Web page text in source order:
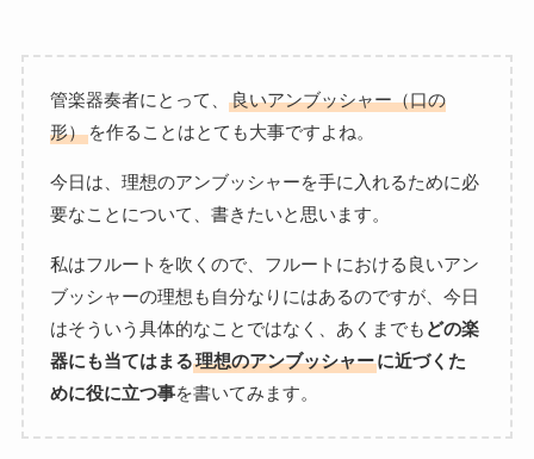
管楽器奏者にとって、良いアンブッシャー（口の
形） を作ることはとても大事ですよね。
今日は、理想のアンブッシャーを手に入れるために必
要なことについて、書きたいと思います。
私はフルートを吹くので、フルートにおける良いアン
ブッシャーの理想も自分なりにはあるのですが、今日
はそういう具体的なことではなく、あくまでも どの楽
器にも当てはまる理想のアンブッシャーに近づくた
めに役に立つ事を書いてみます。